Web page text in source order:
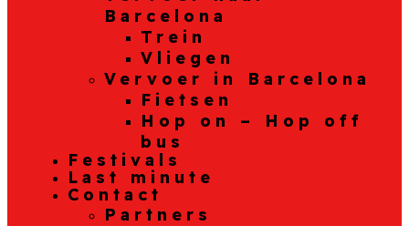
Barcelona
Trein
Vliegen
Vervoer in Barcelona
Fietsen
Hop on – Hop off
bus
Festivals
Last minute
Contact
Partners